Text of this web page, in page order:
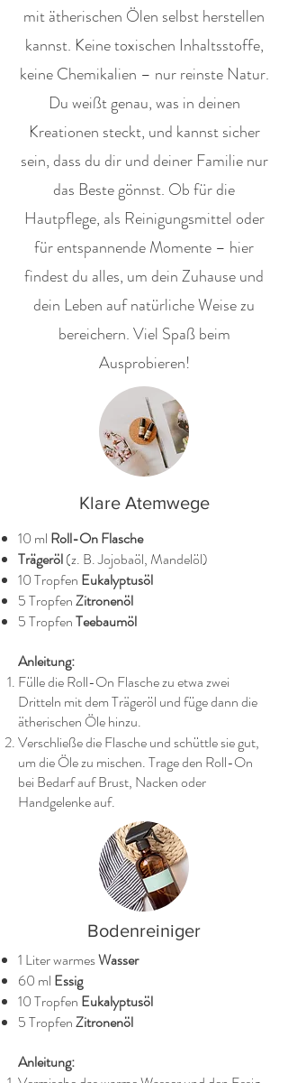
mit ätherischen Ölen selbst herstellen
kannst. Keine toxischen Inhaltsstoffe,
keine Chemikalien – nur reinste Natur.
Du weißt genau, was in deinen
Kreationen steckt, und kannst sicher
sein, dass du dir und deiner Familie nur
das Beste gönnst. Ob für die
Hautpflege, als Reinigungsmittel oder
für entspannende Momente – hier
findest du alles, um dein Zuhause und
dein Leben auf natürliche Weise zu
bereichern. Viel Spaß beim
Ausprobieren!
Klare Atemwege
10 ml Roll-On Flasche
Trägeröl(z. B. Jojobaöl, Mandelöl)
10 Tropfen Eukalyptusöl
5 TropfenZitronenöl
5 TropfenTeebaumöl
Anleitung:
Fülle die Roll-On Flasche zu etwa zwei
Dritteln mit dem Trägeröl und füge dann die
ätherischen Öle hinzu.
Verschließe die Flasche und schüttle sie gut,
um die Öle zu mischen. Trage den Roll-On
bei Bedarf auf Brust, Nacken oder
Handgelenke auf.
Bodenreiniger
1 Liter warmesWasser
60 ml Essig
10 Tropfen Eukalyptusöl
5 TropfenZitronenöl
Anleitung: